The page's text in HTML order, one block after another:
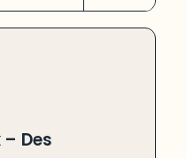
Des